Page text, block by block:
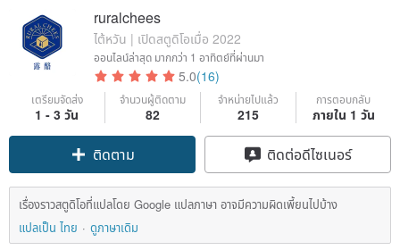
ruralchees
ไต้หวัน | เปิดสตูดิโอเมื่อ 2022
ออนไลน์ล่าสุด มากกว่า 1 อาทิตย์ที่ผ่านมา
5.0(16)
เตรียมจัดส่ง
1 - 3 วัน
จำนวนผู้ติดตาม
82
จำหน่ายไปแล้ว
215
การตอบกลับ
ภายใน 1 วัน
Claim coupon
ติดตาม
ติดต่อดีไซเนอร์
เรื่องราวสตูดิโอที่แปลโดย Google แปลภาษา อาจมีความผิดเพี้ยนไปบ้าง
แปลเป็น ไทย
ดูภาษาเดิม